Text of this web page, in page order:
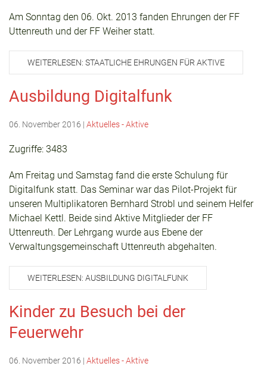
Am Sonntag den 06. Okt. 2013 fanden Ehrungen der FF
Uttenreuth und der FF Weiher statt.
WEITERLESEN: STAATLICHE EHRUNGEN FÜR AKTIVE
Ausbildung Digitalfunk
06. November 2016 | Aktuelles - Aktive
Zugriffe: 3483
Am Freitag und Samstag fand die erste Schulung für
Digitalfunk statt. Das Seminar war das Pilot-Projekt für
unseren Multiplikatoren Bernhard Strobl und seinem Helfer
Michael Kettl. Beide sind Aktive Mitglieder der FF
Uttenreuth. Der Lehrgang wurde aus Ebene der
Verwaltungsgemeinschaft Uttenreuth abgehalten.
WEITERLESEN: AUSBILDUNG DIGITALFUNK
Kinder zu Besuch bei der
Feuerwehr
06. November 2016 | Aktuelles - Aktive